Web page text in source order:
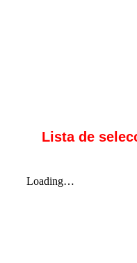
Lista de